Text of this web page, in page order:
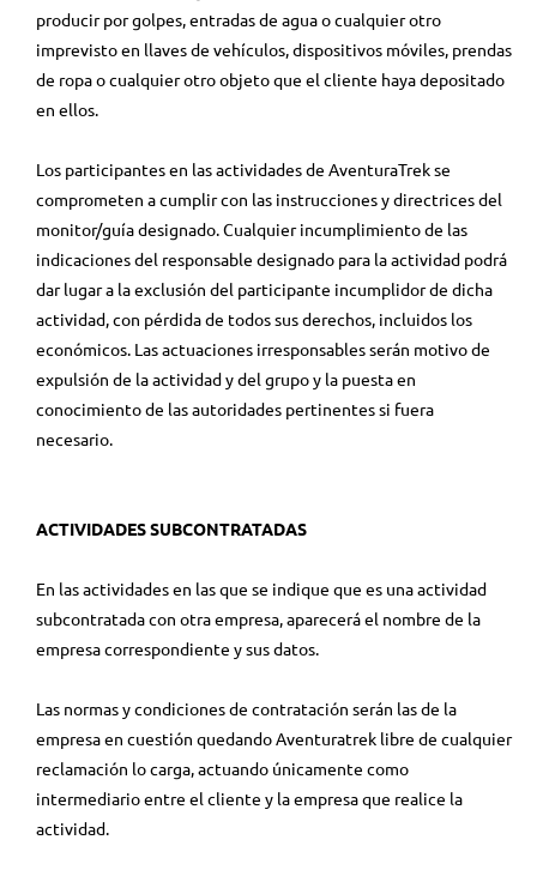
producir por golpes, entradas de agua o cualquier otro
imprevisto en llaves de vehículos, dispositivos móviles, prendas
de ropa o cualquier otro objeto que el cliente haya depositado
en ellos.
Los participantes en las actividades de AventuraTrek se
comprometen a cumplir con las instrucciones y directrices del
monitor/guía designado. Cualquier incumplimiento de las
indicaciones del responsable designado para la actividad podrá
dar lugar a la exclusión del participante incumplidor de dicha
actividad, con pérdida de todos sus derechos, incluidos los
económicos. Las actuaciones irresponsables serán motivo de
expulsión de la actividad y del grupo y la puesta en
conocimiento de las autoridades pertinentes si fuera
necesario.
ACTIVIDADES SUBCONTRATADAS
En las actividades en las que se indique que es una actividad
subcontratada con otra empresa, aparecerá el nombre de la
empresa correspondiente y sus datos.
Las normas y condiciones de contratación serán las de la
empresa en cuestión quedando Aventuratrek libre de cualquier
reclamación lo carga, actuando únicamente como
intermediario entre el cliente y la empresa que realice la
actividad.